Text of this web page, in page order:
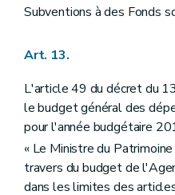
Subventions à des Fonds
Art. 13.
L'article 49 du décret du
le budget général des
pour l'année budgétaire
« Le Ministre du
travers du budget de
dans les limites des